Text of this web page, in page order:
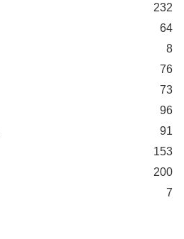
232
64
8
76
73
96
91
153
200
7